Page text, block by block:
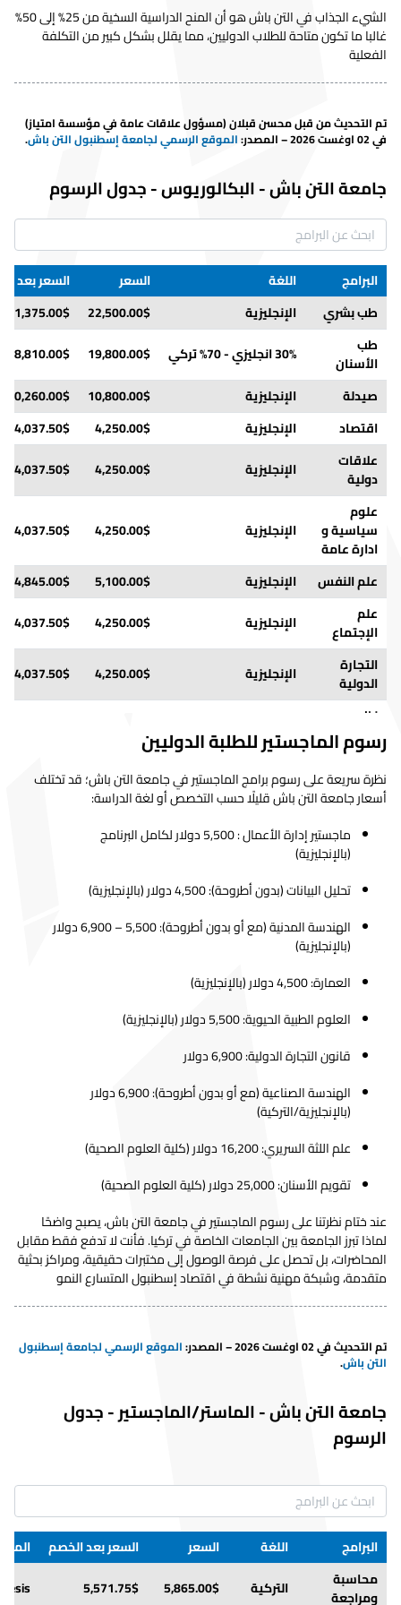
الشيء الجذاب في التن باش هو أن المنح الدراسية السخية من 25% إلى 50%
غالبا ما تكون متاحة للطلاب الدوليين، مما يقلل بشكل كبير من التكلفة
الفعلية
تم التحديث من قبلمحسن قبلان(مسؤول علاقات عامة في مؤسسة امتياز)
في 02 اوغست 2026 – المصدر :الموقع الرسمي لجامعة إسطنبول التن باش.
جامعة التن باش-البكالوريوس-جدول الرسوم
البرامج اللغة السعر
السعر بعد
طب بشري
الإنجليزية 22,500.00$
21,375.00$
طب
الأسنان
30% انجليزي - 70% تركي 19,800.00$
18,810.00$
صيدلة
الإنجليزية 10,800.00$
10,260.00$
اقتصاد
الإنجليزية 4,250.00$
4,037.50$
علاقات
دولية
الإنجليزية 4,250.00$
4,037.50$
علوم
سياسية و
ادارة عامة
الإنجليزية 4,250.00$
4,037.50$
علم النفس الإنجليزية 5,100.00$
4,845.00$
علم
الإجتماع
الإنجليزية 4,250.00$
4,037.50$
التجارة
الدولية
الإنجليزية 4,250.00$
4,037.50$
نظم
المعلومات
الإدارية
التركية 4,250.00$
العمارة الإنجليزية 5,100.00$
4,845.00$
المدنية
الإنجليزية 5,100.00$
هندسة
الحاسوب
الإنجليزية
هندسة
كهرباء
والكترون
الإنجليزية 5,100.00$
4,845.00$
ادارة اعمال الإنجليزية
إدارة
اللوجستية
الإنجليزية
هندسة
الإنجليزية
البرمجيات
القانون
5,225.00$
4,963.75$
العمارة
الداخلية
والتصميم
البيئي
الإنجليزية 5,100.00$
4,845.00$
الداخلية
والتصميم
التركية 4,250.00$
4,037.50$
تصميم
المجوهرات
Cinema and
Television
التركية 4,250.00$
4,037.50$
ادارة صحية
التركية 4,250.00$
4,037.50$
Mechanical
الإنجليزية 5,100.00$
4,845.00$
رسوم الماجستير للطلبة الدوليين
نظرة سريعة على رسوم برامج الماجستير في جامعة التن باش؛ قد تختلف
أسعار جامعة التن باش قليلًا حسب التخصص أو لغة الدراسة:
ماجستير إدارة الأعمال : 5,500 دولار لكامل البرنامج
(بالإنجليزية)
تحليل البيانات (بدون أطروحة): 4,500 دولار (بالإنجليزية)
الهندسة المدنية (مع أو بدون أطروحة): 5,500 – 6,900 دولار
(بالإنجليزية)
العمارة: 4,500 دولار (بالإنجليزية)
العلوم الطبية الحيوية: 5,500 دولار (بالإنجليزية)
قانون التجارة الدولية: 6,900 دولار
الهندسة الصناعية (مع أو بدون أطروحة): 6,900 دولار
(بالإنجليزية/التركية)
علم اللثة السريري: 16,200 دولار (كلية العلوم الصحية)
تقويم الأسنان: 25,000 دولار (كلية العلوم الصحية)
عند ختام نظرتنا على رسوم الماجستير في جامعة التن باش، يصبح واضحًا
لماذا تبرز الجامعة بين الجامعات الخاصة في تركيا. فأنت لا تدفع فقط مقابل
المحاضرات، بل تحصل على فرصة الوصول إلى مختبرات حقيقية، ومراكز بحثية
متقدمة، وشبكة مهنية نشطة في اقتصاد إسطنبول المتسارع النمو
تم التحديث في 02 اوغست 2026 – المصدر :الموقع الرسمي لجامعة إسطنبول
التن باش.
جامعة التن باش-الماستر/الماجستير-جدول
الرسوم
البرامج اللغة السعر السعر بعد الخصم
محاسبة
ومراجعة
التركية 5,865.00$
5,571.75$